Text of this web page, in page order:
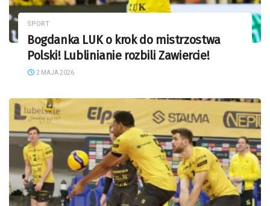
SPORT
Bogdanka LUK o krok do mistrzostwa
Polski! Lublinianie rozbili Zawiercie!
2 MAJA 2026